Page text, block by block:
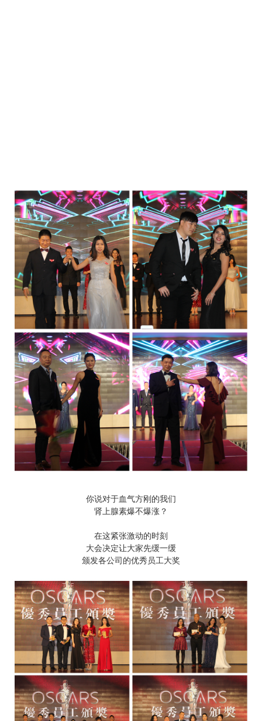
你说对于血气方刚的我们
肾上腺素爆不爆涨？
在这紧张激动的时刻
大会决定让大家先缓一缓
颁发各公司的优秀员工大奖